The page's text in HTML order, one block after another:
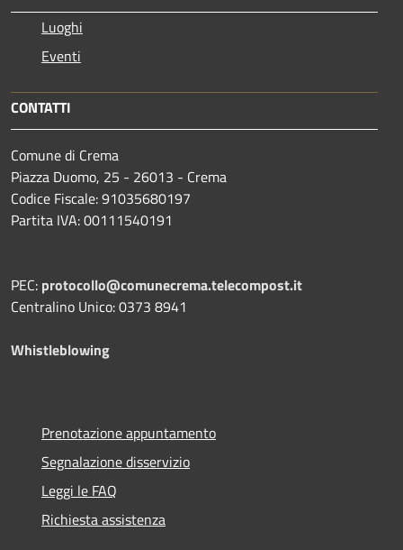
Luoghi
Eventi
CONTATTI
Comune di Crema
Piazza Duomo, 25 - 26013 - Crema
Codice Fiscale: 91035680197
Partita IVA: 00111540191
PEC: protocollo@comunecrema.telecompost.it
Centralino Unico: 0373 8941
Whistleblowing
Prenotazione appuntamento
Segnalazione disservizio
Leggi le FAQ
Richiesta assistenza